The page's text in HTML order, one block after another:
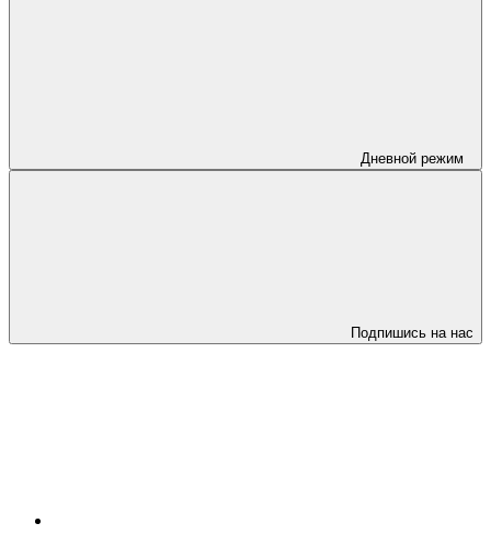
Дневной режим
Подпишись на нас